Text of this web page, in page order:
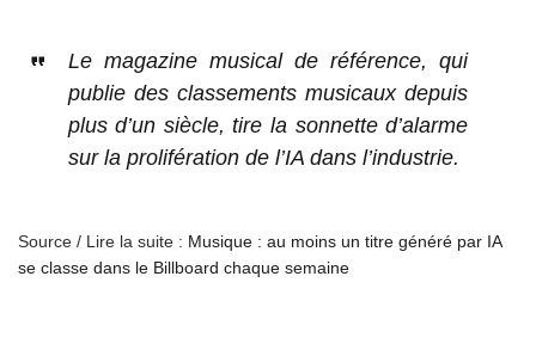
Le magazine musical de référence, qui
publie des classements musicaux depuis
plus d’un siècle, tire la sonnette d’alarme
sur la prolifération de l’IA dans l’industrie.
Source / Lire la suite : Musique : au moins un titre généré par IA
se classe dans le Billboard chaque semaine